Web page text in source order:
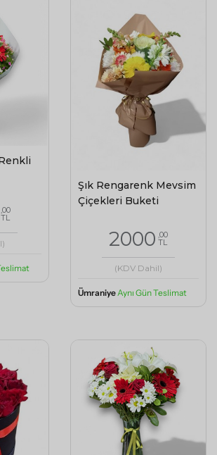
,00
TL
Şık Rengarenk Mevsim
Çiçekleri Buketi
2000 ,00
TL
(KDV Dahil)
ÜmraniyeAynı Gün Teslimat